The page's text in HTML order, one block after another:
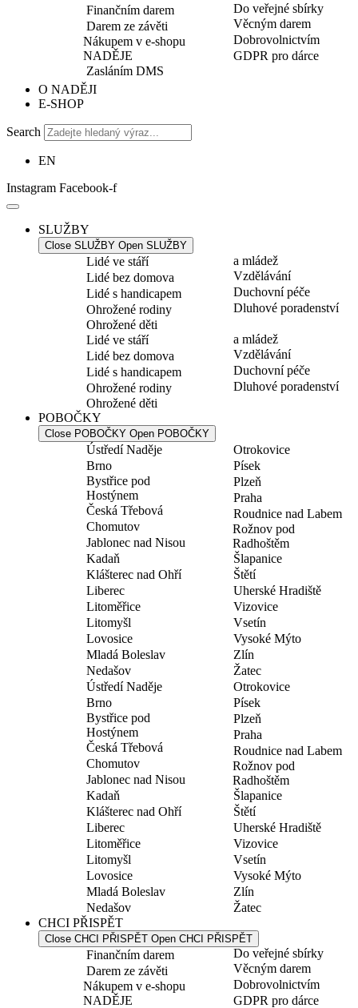
Finančním darem
Darem ze závěti
Nákupem v e-shopu
NADĚJE
Zasláním DMS
Do veřejné sbírky
Věcným darem
Dobrovolnictvím
GDPR pro dárce
O NADĚJI
E-SHOP
Search
EN
Instagram Facebook-f
SLUŽBY
Close SLUŽBY Open SLUŽBY
Lidé ve stáří
Lidé bez domova
Lidé s handicapem
Ohrožené rodiny
Ohrožené děti
a mládež
Vzdělávání
Duchovní péče
Dluhové poradenství
Lidé ve stáří
Lidé bez domova
Lidé s handicapem
Ohrožené rodiny
Ohrožené děti
a mládež
Vzdělávání
Duchovní péče
Dluhové poradenství
POBOČKY
Close POBOČKY Open POBOČKY
Ústředí Naděje
Brno
Bystřice pod
Hostýnem
Česká Třebová
Chomutov
Jablonec nad Nisou
Kadaň
Klášterec nad Ohří
Liberec
Litoměřice
Litomyšl
Lovosice
Mladá Boleslav
Nedašov
Otrokovice
Písek
Plzeň
Praha
Roudnice nad Labem
Rožnov pod
Radhoštěm
Šlapanice
Štětí
Uherské Hradiště
Vizovice
Vsetín
Vysoké Mýto
Zlín
Žatec
Ústředí Naděje
Brno
Bystřice pod
Hostýnem
Česká Třebová
Chomutov
Jablonec nad Nisou
Kadaň
Klášterec nad Ohří
Liberec
Litoměřice
Litomyšl
Lovosice
Mladá Boleslav
Nedašov
Otrokovice
Písek
Plzeň
Praha
Roudnice nad Labem
Rožnov pod
Radhoštěm
Šlapanice
Štětí
Uherské Hradiště
Vizovice
Vsetín
Vysoké Mýto
Zlín
Žatec
CHCI PŘISPĚT
Close CHCI PŘISPĚT Open CHCI PŘISPĚT
Finančním darem
Darem ze závěti
Nákupem v e-shopu
NADĚJE
Do veřejné sbírky
Věcným darem
Dobrovolnictvím
GDPR pro dárce